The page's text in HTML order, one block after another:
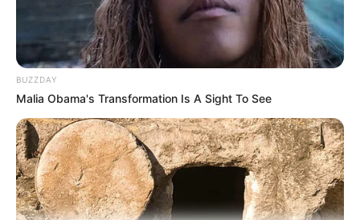
BUZZDAY
Malia Obama's Transformation Is A Sight To See